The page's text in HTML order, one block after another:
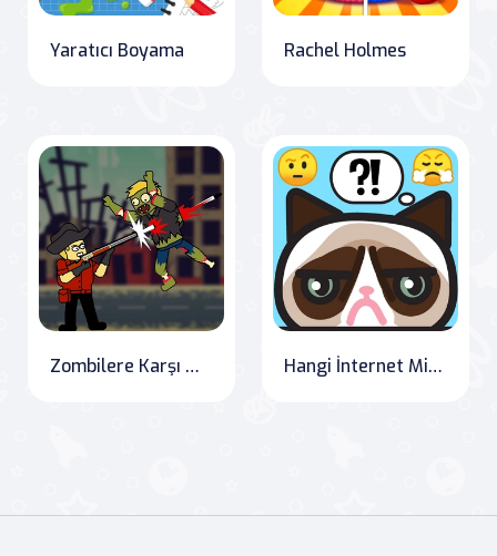
Yaratıcı Boyama Rachel Holmes
Zombilere Karşı Mr Jack Hangi İnternet Mim Kedisisiniz?